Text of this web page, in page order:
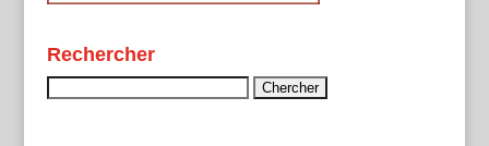
Rechercher